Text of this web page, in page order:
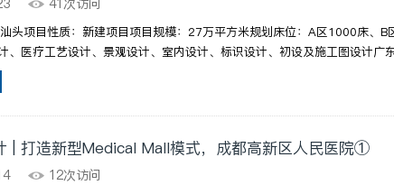
头项目性质：新建项目项目规模：27万平方米规划床位：A区1000床、
、医疗工艺设计、景观设计、室内设计、标识设计、初设及施工图设计广
| 打造新型Medical Mall模式，成都高新区人民医院①
12次访问